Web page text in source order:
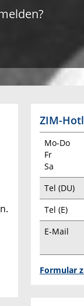
ZIM-
Mo-Do
Fr
Sa
Tel (DU)
Tel (E)
E-Mail
Formular